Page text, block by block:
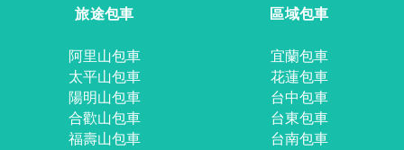
旅途包車
阿里山包車
太平山包車
陽明山包車
合歡山包車
福壽山包車
區域包車
宜蘭包車
花蓮包車
台中包車
台東包車
台南包車